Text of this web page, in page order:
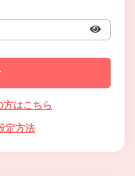
方はこちら
定方法